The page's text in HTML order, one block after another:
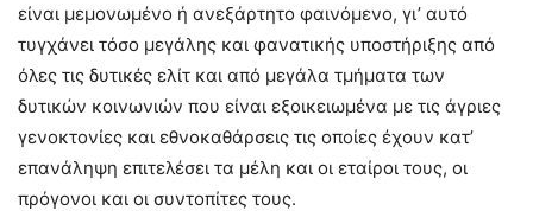
είναι μεμονωμένο ή ανεξάρτητο φαινόμενο, γι’ αυτό
τυγχάνει τόσο μεγάλης και φανατικής υποστήριξης από
όλες τις δυτικές ελίτ και από μεγάλα τμήματα των
δυτικών κοινωνιών που είναι εξοικειωμένα με τις άγριες
γενοκτονίες και εθνοκαθάρσεις τις οποίες έχουν κατ’
επανάληψη επιτελέσει τα μέλη και οι εταίροι τους, οι
πρόγονοι και οι συντοπίτες τους.